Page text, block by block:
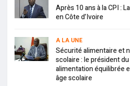
Après 10 ans à la CPI :
en Côte d’Ivoire
A LA UNE
Sécurité alimentaire et
scolaire : le président
alimentation équilibrée
âge scolaire